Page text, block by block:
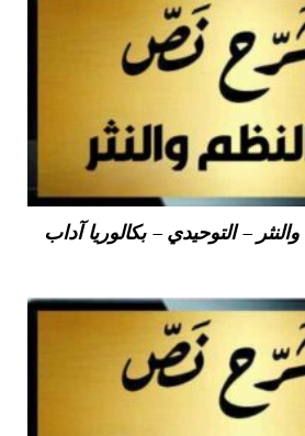
– التوحيدي – بكالوريا آداب